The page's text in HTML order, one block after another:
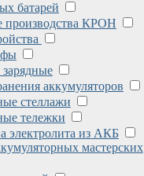
батарей
производства КРОН
аккумуляторов
стеллажи
тележки
электролита из АКБ
мастерских